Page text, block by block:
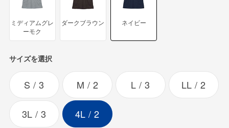
ミディアムグレ
ーモク
ダークブラウン ネイビー
サイズを選択
S 3 M 2 L 3 LL 2
3L 3 4L 2